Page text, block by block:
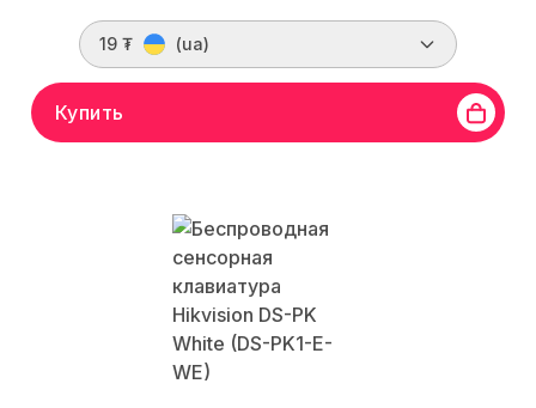
19 ₮ (ua)
Купить